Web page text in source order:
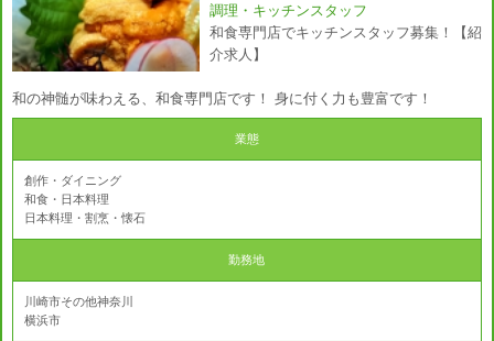
調理・キッチンスタッフ
和食専門店でキッチンスタッフ募集！【紹
介求人】
和の神髄が味わえる、和食専門店です！ 身に付く力も豊富です！
業態
創作・ダイニング
和食・日本料理
日本料理・割烹・懐石
勤務地
川崎市その他神奈川
横浜市